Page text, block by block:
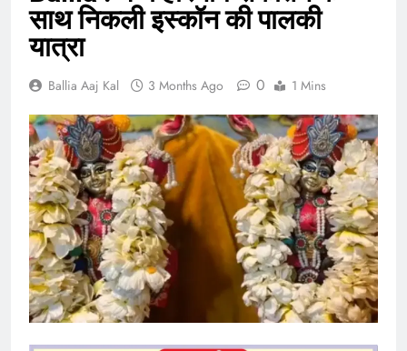
साथ निकली इस्कॉन की पालकी
यात्रा
Ballia Aaj Kal 3 Months Ago 0 1 Mins